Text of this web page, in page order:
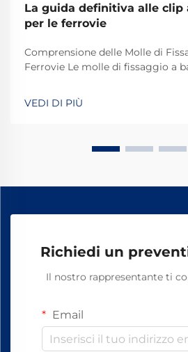
La guida definitiva alle clip
per le ferrovie
Comprensione delle Molle di
Ferrovie Le molle di fissaggio a
chiave nei sistemi ferroviari di
Fondamentalmente,
capacità di resistere alle
VEDI DI PIÙ
Richiedi un
Il nostro rappresentante ti
Email